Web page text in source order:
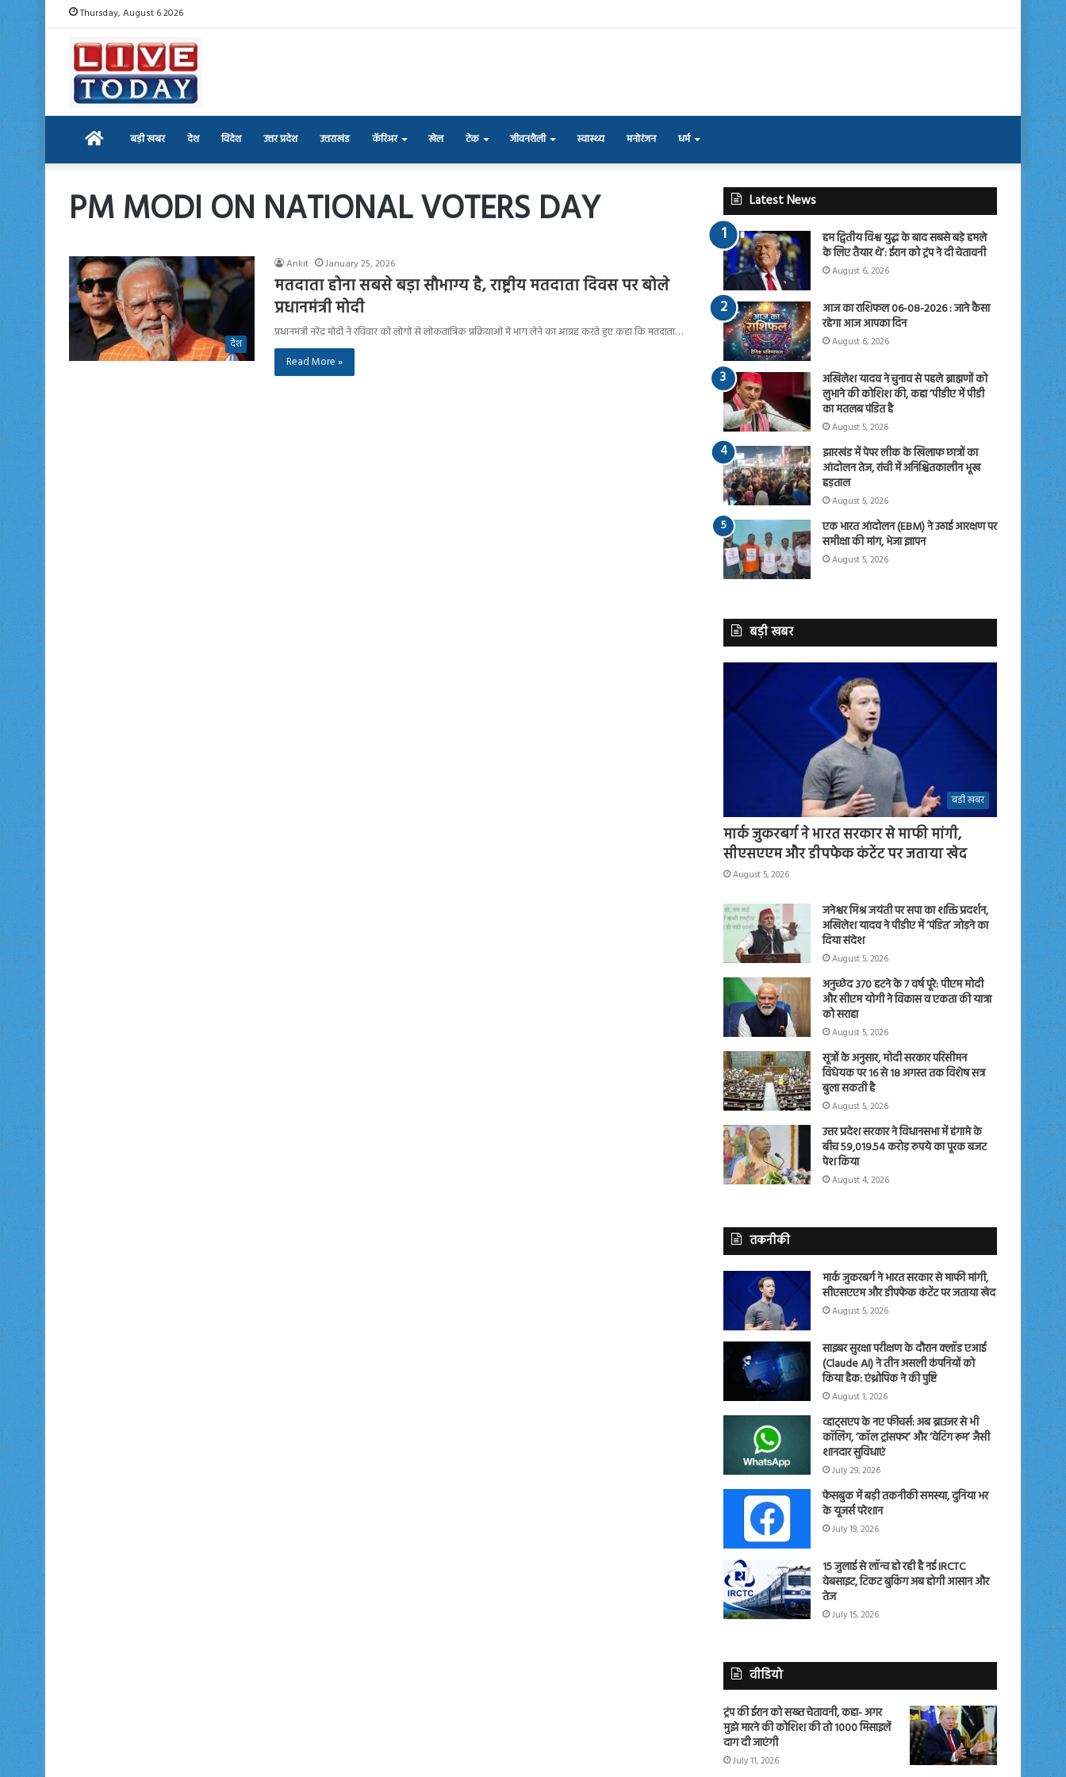
Thursday, August 6 2026
Home बड़ी खबर देश विदेश उत्तर प्रदेश उत्तराखंड कॅरिअर खेल टेक जीवनशैली स्वास्थ्य मनोरंजन धर्म
PM MODI ON NATIONAL VOTERS DAY
देश
Ankit January 25, 2026
मतदाता होना सबसे बड़ा सौभाग्य है, राष्ट्रीय मतदाता दिवस पर बोले
प्रधानमंत्री मोदी
प्रधानमंत्री नरेंद्र मोदी ने रविवार को लोगों से लोकतांत्रिक प्रक्रियाओं में भाग लेने का आग्रह करते हुए कहा कि मतदाता…
Read More »
Latest News
हम द्वितीय विश्व युद्ध के बाद सबसे बड़े हमले
के लिए तैयार थे’: ईरान को ट्रंप ने दी चेतावनी
August 6, 2026
आज का राशिफल 06-08-2026 : जाने कैसा
रहेगा आज आपका दिन
August 6, 2026
अखिलेश यादव ने चुनाव से पहले ब्राह्मणों को
लुभाने की कोशिश की, कहा ‘पीडीए में पीडी
का मतलब पंडित है
August 5, 2026
झारखंड में पेपर लीक के खिलाफ छात्रों का
आंदोलन तेज, रांची में अनिश्चितकालीन भूख
हड़ताल
August 5, 2026
एक भारत आंदोलन (EBM) ने उठाई आरक्षण पर
समीक्षा की मांग, भेजा ज्ञापन
August 5, 2026
बड़ी खबर
बड़ी खबर
मार्क जुकरबर्ग ने भारत सरकार से माफी मांगी,
सीएसएएम और डीपफेक कंटेंट पर जताया खेद
August 5, 2026
जनेश्वर मिश्र जयंती पर सपा का शक्ति प्रदर्शन,
अखिलेश यादव ने पीडीए में ‘पंडित’ जोड़ने का
दिया संदेश
August 5, 2026
अनुच्छेद 370 हटने के 7 वर्ष पूरे: पीएम मोदी
और सीएम योगी ने विकास व एकता की यात्रा
को सराहा
August 5, 2026
सूत्रों के अनुसार, मोदी सरकार परिसीमन
विधेयक पर 16 से 18 अगस्त तक विशेष सत्र
बुला सकती है
August 5, 2026
उत्तर प्रदेश सरकार ने विधानसभा में हंगामे के
बीच 59,019.54 करोड़ रुपये का पूरक बजट
पेश किया
August 4, 2026
तकनीकी
मार्क जुकरबर्ग ने भारत सरकार से माफी मांगी,
सीएसएएम और डीपफेक कंटेंट पर जताया खेद
August 5, 2026
साइबर सुरक्षा परीक्षण के दौरान क्लॉड एआई
(Claude AI) ने तीन असली कंपनियों को
किया हैक: एंथ्रोपिक ने की पुष्टि
August 1, 2026
व्हाट्सएप के नए फीचर्स: अब ब्राउजर से भी
कॉलिंग, ‘कॉल ट्रांसफर’ और ‘वेटिंग रूम’ जैसी
शानदार सुविधाएं
July 29, 2026
फेसबुक में बड़ी तकनीकी समस्या, दुनिया भर
के यूजर्स परेशान
July 19, 2026
15 जुलाई से लॉन्च हो रही है नई IRCTC
वेबसाइट, टिकट बुकिंग अब होगी आसान और
तेज
July 15, 2026
वीडियो
ट्रंप की ईरान को सख्त चेतावनी, कहा- अगर
मुझे मारने की कोशिश की तो 1000 मिसाइलें
दाग दी जाएंगी
July 11, 2026